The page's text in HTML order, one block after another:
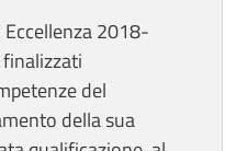
2018-
del
della sua